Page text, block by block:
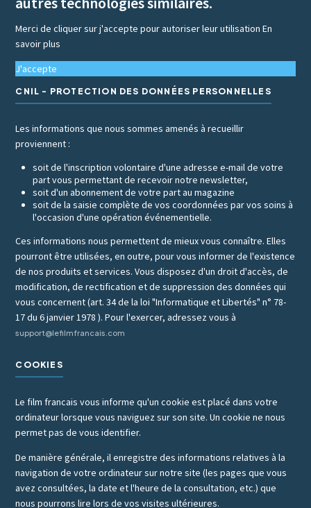
Merci de cliquer sur j'accepte pour autoriser leur utilisationEn
savoir plus
J'accepte
CNIL - PROTECTION DES DONNÉES PERSONNELLES
Les informations que nous sommes amenés à recueillir
proviennent :
soit de l'inscription volontaire d'une adresse e-mail de votre
part vous permettant de recevoir notre newsletter,
soit d'un abonnement de votre part au magazine
soit de la saisie complète de vos coordonnées par vos soins à
l'occasion d'une opération événementielle.
Ces informations nous permettent de mieux vous connaître. Elles
pourront être utilisées, en outre, pour vous informer de l'existence
de nos produits et services. Vous disposez d'un droit d'accès, de
modification, de rectification et de suppression des données qui
vous concernent (art. 34 de la loi "Informatique et Libertés" n° 78-
17 du 6 janvier 1978 ). Pour l'exercer, adressez vous à
support@lefilmfrancais.com
COOKIES
Le film francais vous informe qu'un cookie est placé dans votre
ordinateur lorsque vous naviguez sur son site. Un cookie ne nous
permet pas de vous identifier.
De manière générale, il enregistre des informations relatives à la
navigation de votre ordinateur sur notre site (les pages que vous
avez consultées, la date et l'heure de la consultation, etc.) que
nous pourrons lire lors de vos visites ultérieures.